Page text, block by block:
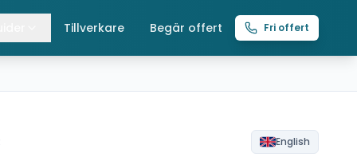
Tillverkare Begär offert Fri offert
English